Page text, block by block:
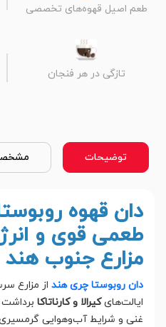
طعم اصیل قهوه‌های تخصصی
تازگی در هر فنجان
توضیحات
دان قهوه
طعمی قوی و
مزارع جنوب هند
دان روبوستا چری هند از مزارع
ایالت‌هایکیرالا و کارناتاکا
غنی و شرایط آب‌وهوایی